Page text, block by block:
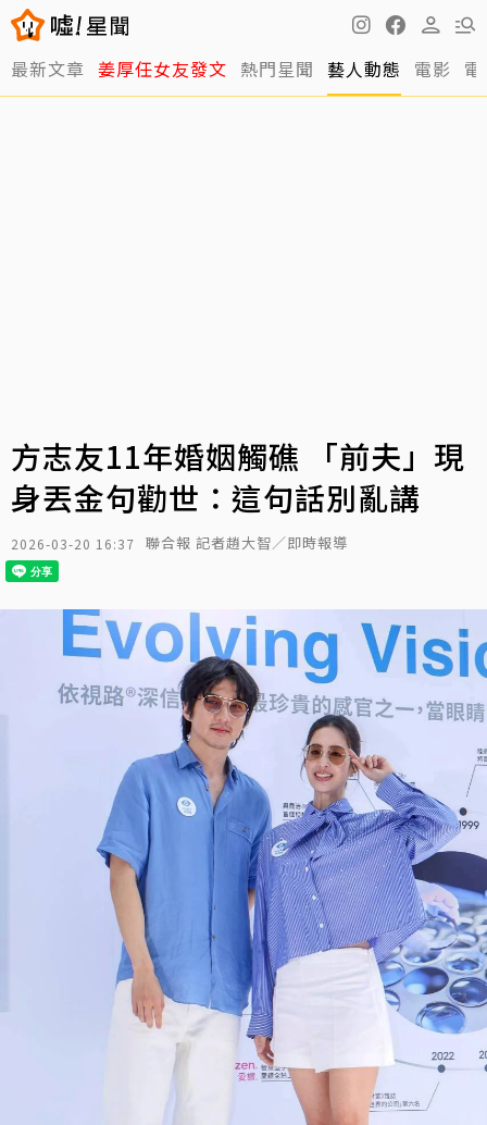
最新文章 姜厚任女友發文 熱門星聞 藝人動態 電影
方志友11年婚姻觸礁 「前夫」現
身丟金句勸世：這句話別亂講
2026-03-20 16:37 聯合報 記者趙大智／即時報導